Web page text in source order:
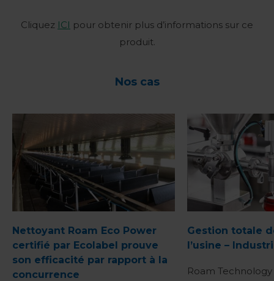
Cliquez ICI pour obtenir plus d’informations sur ce
produit.
Nos cas
Nettoyant Roam Eco Power
certifié par Ecolabel prouve
son efficacité par rapport à la
concurrence
Gestion totale
l’usine –
Roam